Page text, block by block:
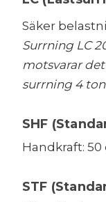
Säker
Surrning LC
motsvarar
surrning 4
SHF
Handkraft: 50
STF